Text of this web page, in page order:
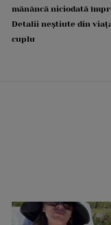
mănâncă niciodată
Detalii neștiute din
cuplu